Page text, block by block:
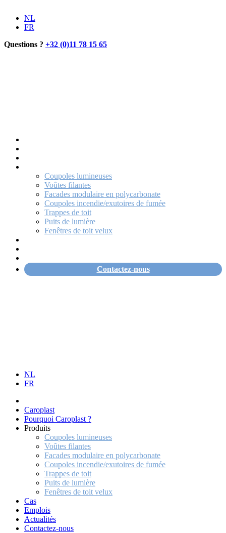
NL
FR
Questions ? +32 (0)11 78 15 65
Coupoles lumineuses
Voûtes filantes
Facades modulaire en polycarbonate
Coupoles incendie/exutoires de fumée
Trappes de toit
Puits de lumière
Fenêtres de toit velux
Contactez-nous
NL
FR
Caroplast
Pourquoi Caroplast ?
Produits
Coupoles lumineuses
Voûtes filantes
Facades modulaire en polycarbonate
Coupoles incendie/exutoires de fumée
Trappes de toit
Puits de lumière
Fenêtres de toit velux
Cas
Emplois
Actualités
Contactez-nous